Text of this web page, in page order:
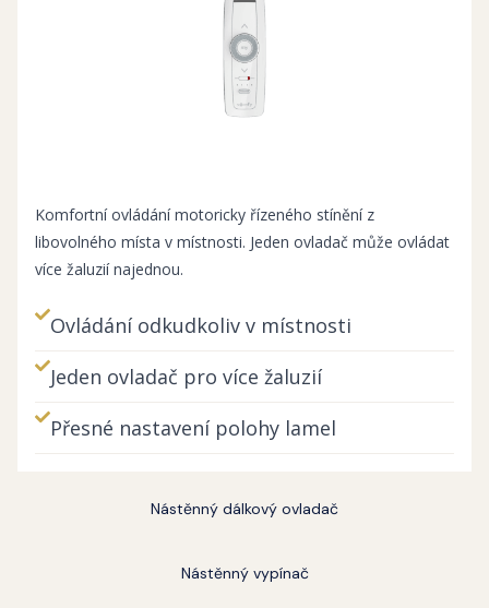
Nástěnný dálkový ovladač
Nástěnný vypínač
Komfortní ovládání motoricky řízeného stínění z
libovolného místa v místnosti. Jeden ovladač může ovládat
více žaluzií najednou.
Ovládání odkudkoliv v místnosti
Jeden ovladač pro více žaluzií
Přesné nastavení polohy lamel